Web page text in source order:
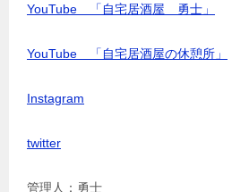
YouTube 「自宅居酒屋 勇士」
YouTube 「自宅居酒屋の休憩所」
Instagram
twitter
管理人：勇士